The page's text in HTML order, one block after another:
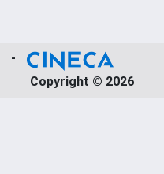
-
Copyright © 2026